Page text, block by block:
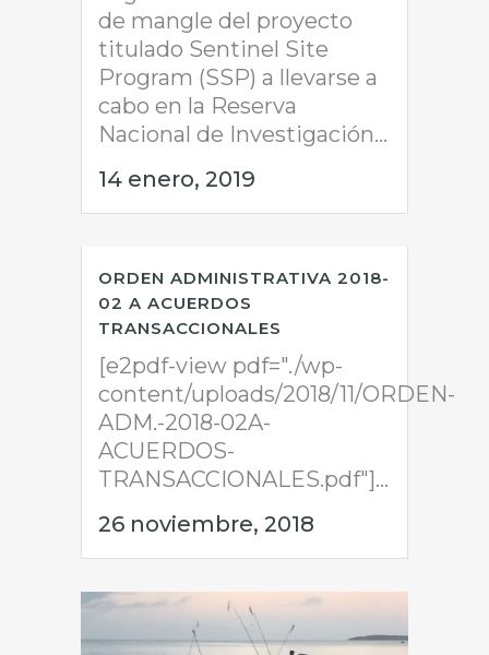
de mangle del proyecto
titulado Sentinel Site
Program (SSP) a llevarse a
cabo en la Reserva
Nacional de Investigación...
14 enero, 2019
ORDEN ADMINISTRATIVA 2018-
02 A ACUERDOS
TRANSACCIONALES
[e2pdf-view pdf="./wp-
content/uploads/2018/11/ORDEN-
ADM.-2018-02A-
ACUERDOS-
TRANSACCIONALES.pdf"]...
26 noviembre, 2018